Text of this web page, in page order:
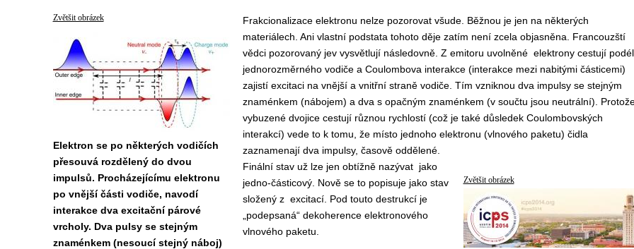
Zvětšit obrázek
Elektron se po některých vodičích
přesouvá rozdělený do dvou
impulsů. Procházejícímu elektronu
po vnější části vodiče, navodí
interakce dva excitační párové
vrcholy. Dva pulsy se stejným
znaménkem (nesoucí stejný náboj)
Frakcionalizace elektronu nelze pozorovat všude. Běžnou je jen na některých
materiálech. Ani vlastní podstata tohoto děje zatím není zcela objasněna. Francouzští
vědci pozorovaný jev vysvětlují následovně. Z emitoru uvolněné elektrony cestují podél
jednorozměrného vodiče a Coulombova interakce (interakce mezi nabitými částicemi)
zajistí excitaci na vnější a vnitřní straně vodiče. Tím vzniknou dva impulsy se stejným
znaménkem (nábojem) a dva s opačným znaménkem (v součtu jsou neutrální).
vybuzené dvojice cestují různou rychlostí (což je také důsledek Coulombovských
interakcí) vede to k tomu, že místo jednoho elektronu (vlnového paketu) čidla
zaznamenají dva impulsy, časově oddělené.
Zvětšit obrázek
Finální stav už lze jen obtížně nazývat jako
jedno-částicový. Nově se to popisuje jako stav
složený z excitací. Pod touto destrukcí je
„podepsaná“ dekoherence elektronového
vlnového paketu.